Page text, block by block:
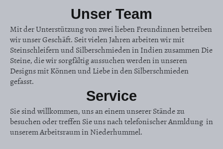
Unser Team
Mit der Unterstützung von zwei lieben Freundinnen betreiben
wir unser Geschäft. Seit vielen Jahren arbeiten wir mit
Steinschleifern und Silberschmieden in Indien zusammen Die
Steine, die wir sorgfältig aussuchen werden in unseren
Designs mit Können und Liebe in den Silberschmieden
gefasst.
Service
Sie sind willkommen, uns an einem unserer Stände zu
besuchen oder treffen Sie uns nach telefonischer Anmldung in
unserem Arbeitsraum in Niederhummel.